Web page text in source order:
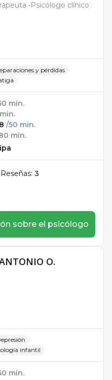
Psicólogo clínico
y pérdidas
min.
/50 min.
min.
Reseñas: 3
sobre el psicólogo
O.
infantil
min.